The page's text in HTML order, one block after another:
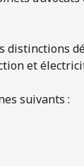
distinctions
et
suivants :